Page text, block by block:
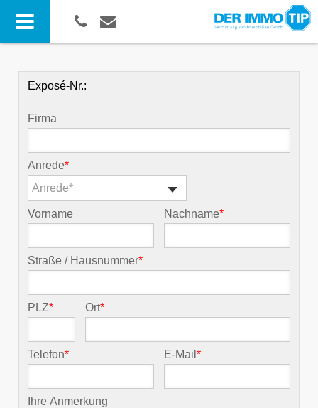
Exposé-Nr.:
Firma
Anrede*
Anrede*
Vorname Nachname*
Straße / Hausnummer*
PLZ* Ort*
Telefon* E-Mail*
Ihre Anmerkung